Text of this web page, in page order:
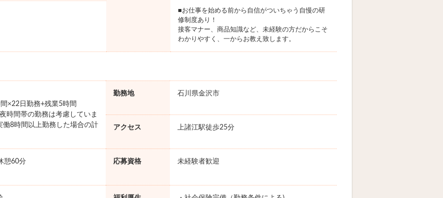
■お仕事を始める前から自信がついちゃう自慢の研
修制度あり！
接客マナー、商品知識など、未経験の方だからこそ
わかりやすく、一からお教え致します。
×22日勤務+残業5時間
時間帯の勤務は考慮していま
働8時間以上勤務した場合の計
勤務地 石川県金沢市
アクセス 上諸江駅徒歩25分
憩60分
応募資格 未経験者歓迎